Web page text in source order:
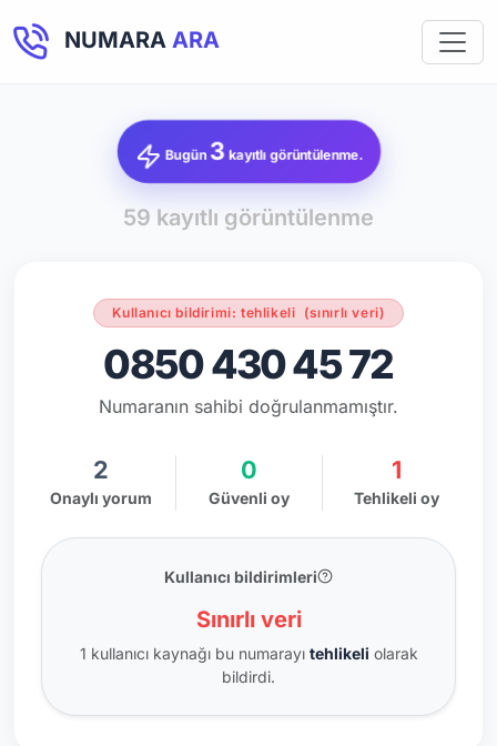
NUMARA ARA
Bugün 3kayıtlı görüntülenme.
59 kayıtlı görüntülenme
Kullanıcı bildirimi: tehlikeli (sınırlı veri)
0850 430 45 72
Numaranın sahibi doğrulanmamıştır.
2
Onaylı yorum
0
Güvenli oy
1
Tehlikeli oy
Kullanıcı bildirimleri
Sınırlı veri
1 kullanıcı kaynağı bu numarayı tehlikeli olarak
bildirdi.